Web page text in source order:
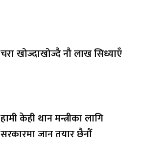
चरा खोज्दाखोज्दै नौ लाख सिध्याएँ
हामी केही थान मन्त्रीका लागि
सरकारमा जान तयार छैनौँ